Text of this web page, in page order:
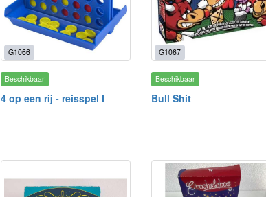
G1066
Beschikbaar
4 op een rij - reisspel I
G1067
Beschikbaar
Bull Shit